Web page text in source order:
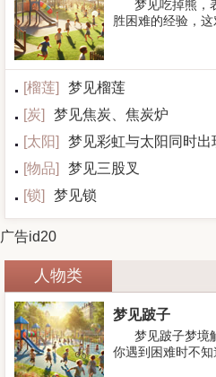
梦见吃掉熊，
胜困难的经验，
[榴莲]
梦见榴莲
[炭]
梦见焦炭、焦炭炉
[太阳]
梦见彩虹与太阳同时出
[物品]
梦见三股叉
[锁] 梦见锁
广告id20
人物类
梦见跛子
梦见跛子梦境
你遇到困难时不知